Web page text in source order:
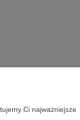
Ci najważniejsze